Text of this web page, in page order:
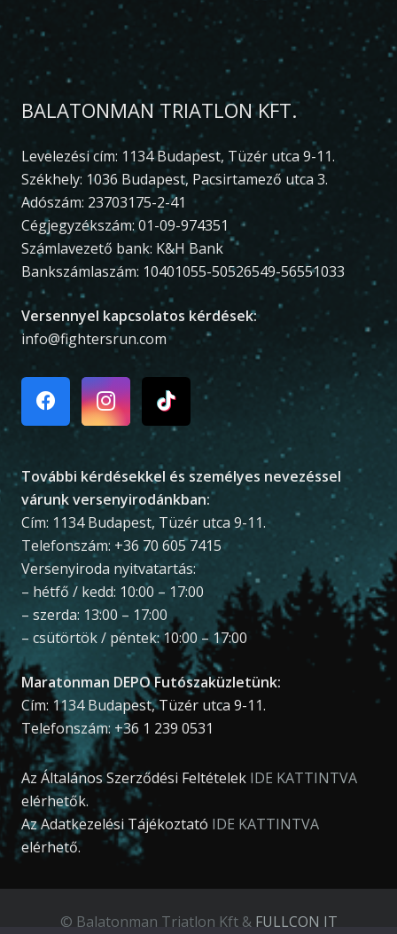
BALATONMAN TRIATLON KFT.
Levelezési cím: 1134 Budapest, Tüzér utca 9-11.
Székhely: 1036 Budapest, Pacsirtamező utca 3.
Adószám: 23703175-2-41
Cégjegyzékszám: 01-09-974351
Számlavezető bank: K&H Bank
Bankszámlaszám: 10401055-50526549-56551033
Versennyel kapcsolatos kérdések:
info@fightersrun.com
További kérdésekkel és személyes nevezéssel
várunk versenyirodánkban:
Cím: 1134 Budapest, Tüzér utca 9-11.
Telefonszám: +36 70 605 7415
Versenyiroda nyitvatartás:
– hétfő / kedd: 10:00 – 17:00
– szerda: 13:00 – 17:00
– csütörtök / péntek: 10:00 – 17:00
Maratonman DEPO Futószaküzletünk:
Cím: 1134 Budapest, Tüzér utca 9-11.
Telefonszám: +36 1 239 0531
Az Általános Szerződési Feltételek IDE KATTINTVA
elérhetők.
Az Adatkezelési Tájékoztató IDE KATTINTVA
elérhető.
© Balatonman Triatlon Kft & FULLCON IT